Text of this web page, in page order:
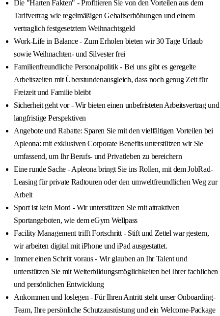
Die "Harten Fakten" - Profitieren Sie von den Vorteilen aus dem
Tarifvertrag wie regelmäßigen Gehaltserhöhungen und einem
vertraglich festgesetztem Weihnachtsgeld
Work-Life in Balance - Zum Erholen bieten wir 30 Tage Urlaub
sowie Weihnachten- und Silvester frei
Familienfreundliche Personalpolitik - Bei uns gibt es geregelte
Arbeitszeiten mit Überstundenausgleich, dass noch genug Zeit für
Freizeit und Familie bleibt
Sicherheit geht vor - Wir bieten einen unbefristeten Arbeitsvertrag und
langfristige Perspektiven
Angebote und Rabatte: Sparen Sie mit den vielfältigen Vorteilen bei
Apleona: mit exklusiven Corporate Benefits unterstützen wir Sie
umfassend, um Ihr Berufs- und Privatleben zu bereichern
Eine runde Sache - Apleona bringt Sie ins Rollen, mit dem JobRad-
Leasing für private Radtouren oder den umweltfreundlichen Weg zur
Arbeit
Sport ist kein Mord - Wir unterstützen Sie mit attraktiven
Sportangeboten, wie dem eGym Wellpass
Facility Management trifft Fortschritt - Stift und Zettel war gestern,
wir arbeiten digital mit iPhone und iPad ausgestattet.
Immer einen Schritt voraus - Wir glauben an Ihr Talent und
unterstützen Sie mit Weiterbildungsmöglichkeiten bei Ihrer fachlichen
und persönlichen Entwicklung
Ankommen und loslegen - Für Ihren Antritt steht unser Onboarding-
Team, Ihre persönliche Schutzausrüstung und ein Welcome-Package